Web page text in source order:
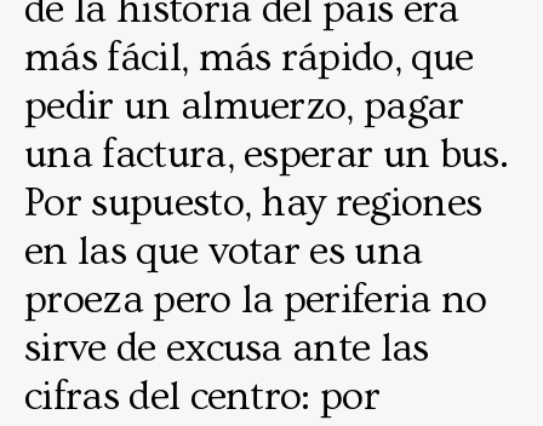
de la historia del país era
más fácil, más rápido, que
pedir un almuerzo, pagar
una factura, esperar un bus.
Por supuesto, hay regiones
en las que votar es una
proeza pero la periferia no
sirve de excusa ante las
cifras del centro: por